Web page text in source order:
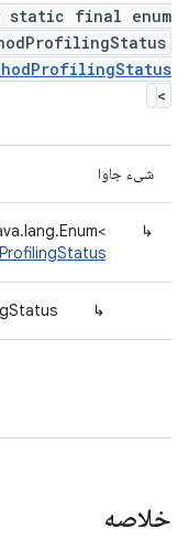
static final enum
>
شیء جاوا
↳
↳
خلاصه